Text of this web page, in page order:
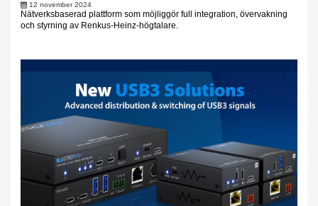
12 november 2024
Nätverksbaserad plattform som möjliggör full integration, övervakning
och styrning av Renkus-Heinz-högtalare.